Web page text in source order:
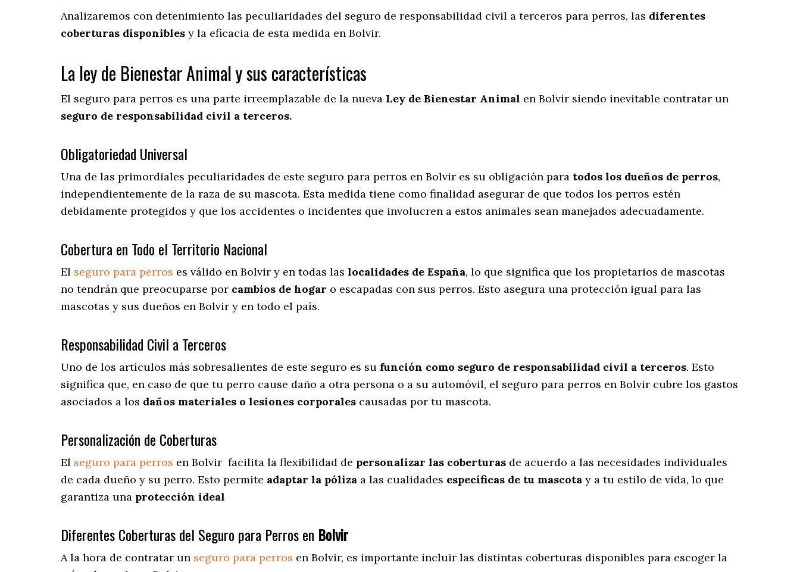
Analizaremos con detenimiento las peculiaridades del seguro de responsabilidad civil a terceros para perros, las diferentes
coberturas disponibles y la eficacia de esta medida en Bolvir.
La ley de Bienestar Animal y sus características
El seguro para perros es una parte irreemplazable de la nueva Ley de Bienestar Animal en Bolvir siendo inevitable contratar un
seguro de responsabilidad civil a terceros.
Obligatoriedad Universal
Una de las primordiales peculiaridades de este seguro para perros en Bolvir es su obligación para todos los dueños de perros,
independientemente de la raza de su mascota. Esta medida tiene como finalidad asegurar de que todos los perros estén
debidamente protegidos y que los accidentes o incidentes que involucren a estos animales sean manejados adecuadamente.
Cobertura en Todo el Territorio Nacional
El seguro para perros es válido en Bolvir y en todas las localidades de España, lo que significa que los propietarios de mascotas
no tendrán que preocuparse por cambios de hogar o escapadas con sus perros. Esto asegura una protección igual para las
mascotas y sus dueños en Bolvir y en todo el país.
Responsabilidad Civil a Terceros
Uno de los artículos más sobresalientes de este seguro es su función como seguro de responsabilidad civil a terceros. Esto
significa que, en caso de que tu perro cause daño a otra persona o a su automóvil, el seguro para perros en Bolvir cubre los gastos
asociados a los daños materiales o lesiones corporales causadas por tu mascota.
Personalización de Coberturas
El seguro para perros en Bolvir facilita la flexibilidad de personalizar las coberturas de acuerdo a las necesidades individuales
de cada dueño y su perro. Esto permite adaptar la póliza a las cualidades específicas de tu mascota y a tu estilo de vida, lo que
garantiza una protección ideal
Diferentes Coberturas del Seguro para Perros en Bolvir
A la hora de contratar un seguro para perros en Bolvir, es importante incluir las distintas coberturas disponibles para escoger la